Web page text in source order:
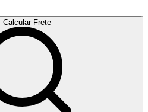
Calcular Frete